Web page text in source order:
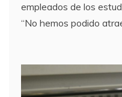
empleados de los
“No hemos podido